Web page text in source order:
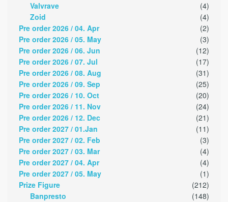
Valvrave
(4)
Zoid
(4)
Pre order 2026 / 04. Apr
(2)
Pre order 2026 / 05. May
(3)
Pre order 2026 / 06. Jun
(12)
Pre order 2026 / 07. Jul
(17)
Pre order 2026 / 08. Aug
(31)
Pre order 2026 / 09. Sep
(25)
Pre order 2026 / 10. Oct
(20)
Pre order 2026 / 11. Nov
(24)
Pre order 2026 / 12. Dec
(21)
Pre order 2027 / 01.Jan
(11)
Pre order 2027 / 02. Feb
(3)
Pre order 2027 / 03. Mar
(4)
Pre order 2027 / 04. Apr
(4)
Pre order 2027 / 05. May
(1)
Prize Figure
(212)
Banpresto
(148)